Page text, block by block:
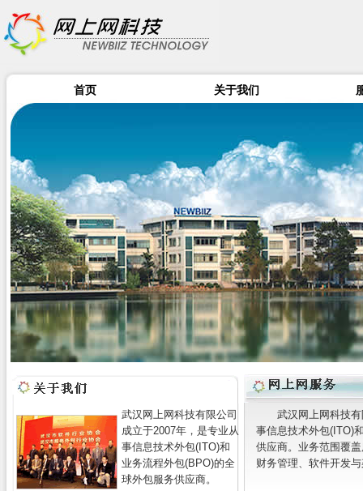
首页 关于我们
武汉网上网科技有限公司
成立于2007年，是专业从
事信息技术外包(ITO)和
业务流程外包(BPO)的全
球外包服务供应商。
武汉网上网科技
事信息技术外包(ITO)
供应商。业务范围覆
财务管理、软件开发